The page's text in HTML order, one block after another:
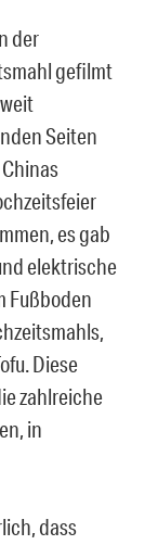
der
gefilmt
Seiten
es gab
elektrische
Fußboden
Diese
zahlreiche
in
dass